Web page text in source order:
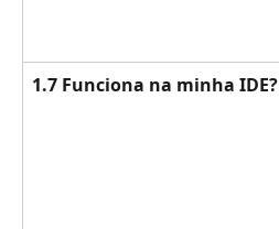
1.7 Funciona na minha IDE?